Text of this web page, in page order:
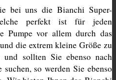
bei uns die Bianchi Super-
perfekt ist für jeden
Pumpe vor allem durch das
die extrem kleine Größe zu
und sollten Sie ebenso nach
suchen, so werden Sie ebenso